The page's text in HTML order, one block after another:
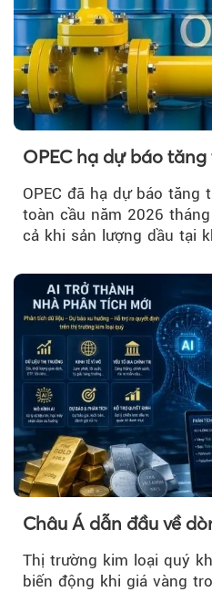
OPEC hạ dự báo
OPEC đã hạ dự báo tăng
toàn cầu năm 2026
cả khi sản lượng dầu tại
Châu Á dẫn đầu về
Thị trường kim loại quý
biến động khi giá vàng